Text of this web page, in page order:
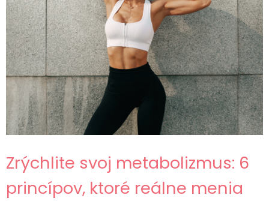
Zrýchlite svoj metabolizmus: 6
princípov, ktoré reálne menia